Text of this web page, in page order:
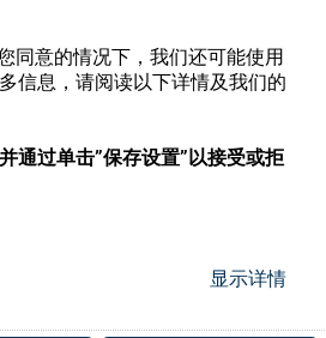
同意的情况下，我们还可能使用
信息，请阅读以下详情及我们的
通过单击”保存设置”以接受或拒
显示详情